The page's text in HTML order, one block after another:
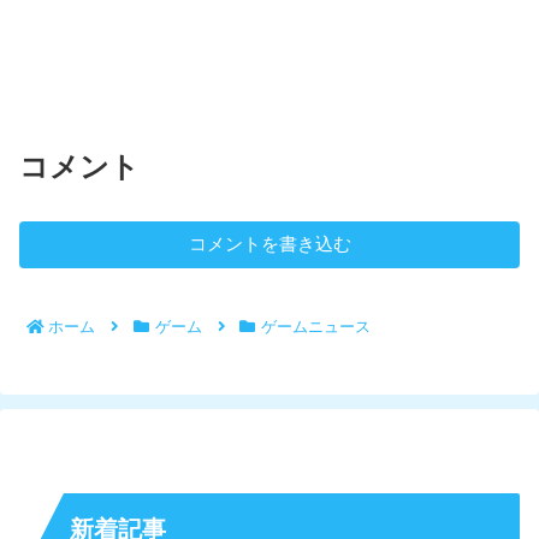
コメント
コメントを書き込む
ホーム ゲーム ゲームニュース
新着記事